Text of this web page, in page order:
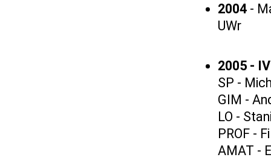
2004 -
UWr
2005 -
SP -
GIM -
LO -
PROF -
AMAT -